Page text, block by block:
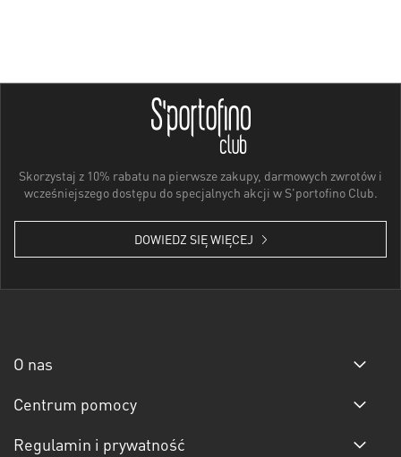
Skorzystaj z 10% rabatu na pierwsze zakupy, darmowych zwrotów i
wcześniejszego dostępu do specjalnych akcji w S'portofino Club.
DOWIEDZ SIĘ WIĘCEJ
O nas
Centrum pomocy
Regulamin i prywatność